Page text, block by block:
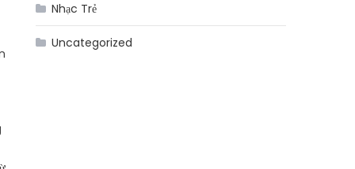
Nhạc Trẻ
Uncategorized